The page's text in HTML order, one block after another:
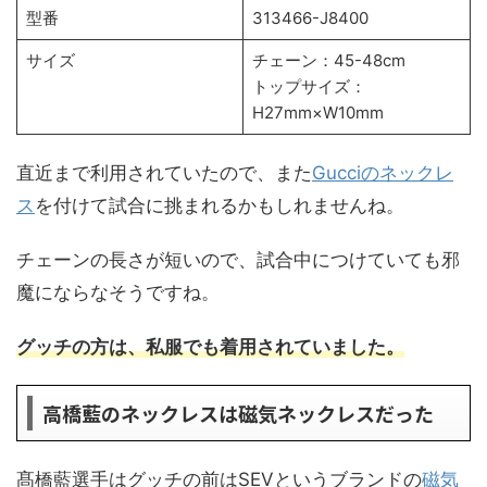
型番 313466-J8400
サイズ
チェーン：45-48cm
トップサイズ：
H27mm×W10mm
直近まで利用されていたので、またGucciのネックレ
ス を付けて試合に挑まれるかもしれませんね。
チェーンの長さが短いので、試合中につけていても邪
魔にならなそうですね。
グッチの方は、私服でも着用されていました。
高橋藍のネックレスは磁気ネックレスだった
髙橋藍選手はグッチの前はSEVというブランドの磁気